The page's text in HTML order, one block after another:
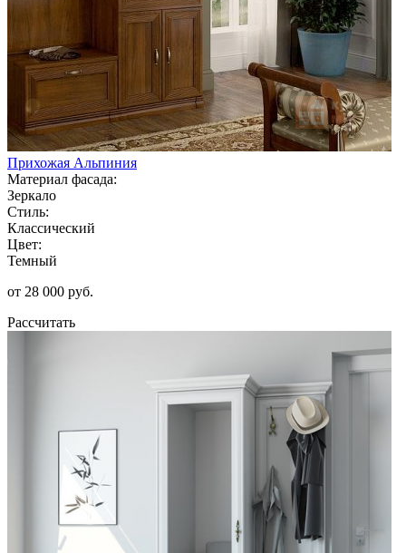
Прихожая Альпиния
Материал фасада:
Зеркало
Стиль:
Классический
Цвет:
Темный
от 28 000 руб.
Рассчитать